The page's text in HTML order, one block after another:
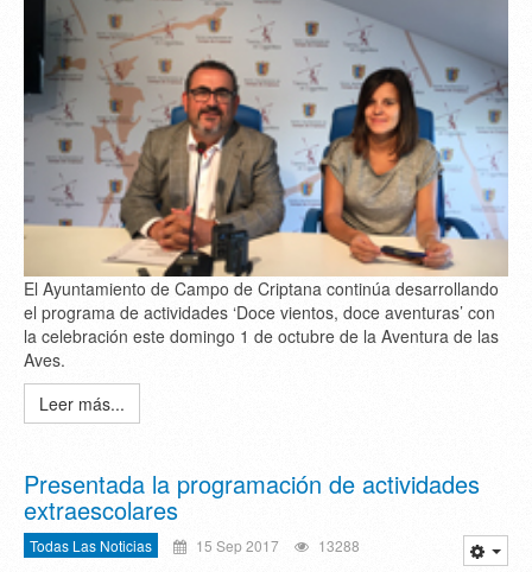
El Ayuntamiento de Campo de Criptana continúa desarrollando
el programa de actividades ‘Doce vientos, doce aventuras’ con
la celebración este domingo 1 de octubre de la Aventura de las
Aves.
Leer más...
Presentada la programación de actividades
extraescolares
Todas Las Noticias 15 Sep 2017 13288